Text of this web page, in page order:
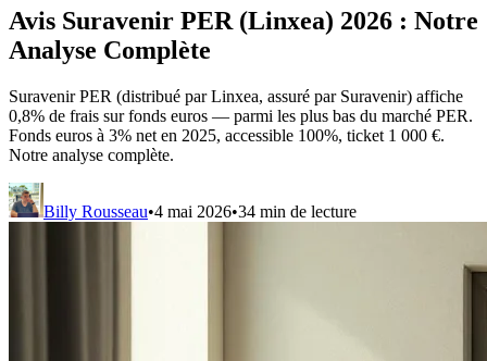
Avis Suravenir PER (Linxea) 2026 : Notre
Analyse Complète
Suravenir PER (distribué par Linxea, assuré par Suravenir) affiche
0,8% de frais sur fonds euros — parmi les plus bas du marché PER.
Fonds euros à 3% net en 2025, accessible 100%, ticket 1 000 €.
Notre analyse complète.
Billy Rousseau•4 mai 2026•34 min de lecture